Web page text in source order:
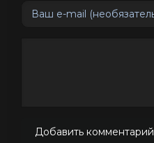
Добавить комментарий